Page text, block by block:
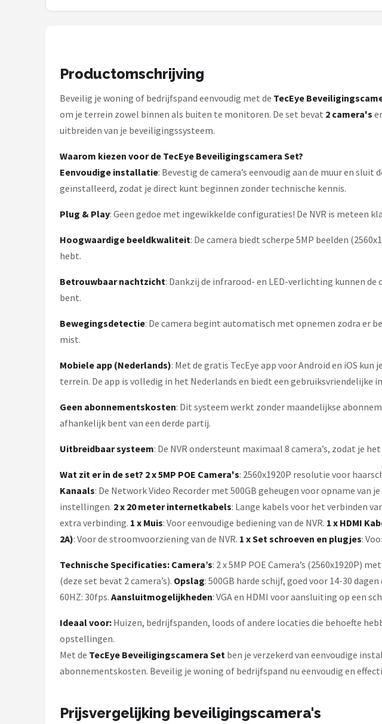
Productomschrijving
Beveilig je woning of bedrijfspand eenvoudig met de TecEye
om je terrein zowel binnen als buiten te monitoren. De set bevat 2 camera's
uitbreiden van je beveiligingssysteem.
Waarom kiezen voor de TecEye Beveiligingscamera Set?
Eenvoudige installatie: Bevestig de camera’s eenvoudig aan de muur en
geïnstalleerd, zodat je direct kunt beginnen zonder technische kennis.
Plug & Play: Geen gedoe met ingewikkelde configuraties! De NVR is meteen
Hoogwaardige beeldkwaliteit: De camera biedt scherpe 5MP beelden
hebt.
Betrouwbaar nachtzicht: Dankzij de infrarood- en LED-verlichting kunnen
bent.
Bewegingsdetectie: De camera begint automatisch met opnemen zodra er
mist.
Mobiele app (Nederlands): Met de gratis TecEye app voor Android en iOS
terrein. De app is volledig in het Nederlands en biedt een gebruiksvriendelijke
Geen abonnementskosten: Dit systeem werkt zonder maandelijkse
afhankelijk bent van een derde partij.
Uitbreidbaar systeem: De NVR ondersteunt maximaal 8 camera’s, zodat je
Wat zit er in de set? 2 x 5MP POE Camera's: 2560x1920P resolutie voor
Kanaals: De Network Video Recorder met 500GB geheugen voor opname van
instellingen. 2 x 20 meter internetkabels: Lange kabels voor het verbinden
extra verbinding. 1 x Muis: Voor eenvoudige bediening van de NVR. 1 x HDMI
2A): Voor de stroomvoorziening van de NVR. 1 x Set schroeven en plugjes:
Technische Specificaties: Camera’s: 2 x 5MP POE Camera’s (2560x1920P)
(deze set bevat 2 camera’s). Opslag: 500GB harde schijf, goed voor 14-30
60HZ: 30fps. Aansluitmogelijkheden: VGA en HDMI voor aansluiting op een
Ideaal voor: Huizen, bedrijfspanden, loods of andere locaties die behoefte
opstellingen.
Met de TecEye Beveiligingscamera Set ben je verzekerd van eenvoudige
abonnementskosten. Beveilig je woning of bedrijfspand nu eenvoudig en
Prijsvergelijking beveiligingscamera's